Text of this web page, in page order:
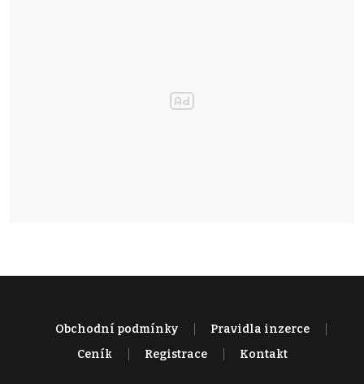
Obchodní podmínky
Pravidla inzerce
Ceník
Registrace Kontakt